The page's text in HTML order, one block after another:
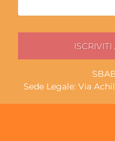
Sede Legale: Via
Magazzino ritiro: Via